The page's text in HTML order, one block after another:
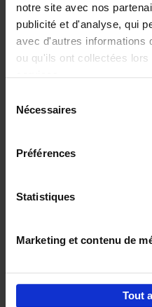
notre site avec nos
publicité et d'analyse, qui
avec d'autres informations
ou qu'ils ont collectées
Nécessaires
Préférences
Statistiques
Marketing et contenu de
Tout
€